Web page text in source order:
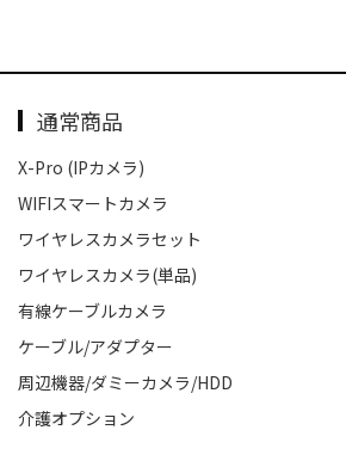
通常商品
X-Pro (IPカメラ)
WIFIスマートカメラ
ワイヤレスカメラセット
ワイヤレスカメラ(単品)
有線ケーブルカメラ
ケーブル/アダプター
周辺機器/ダミーカメラ/HDD
介護オプション